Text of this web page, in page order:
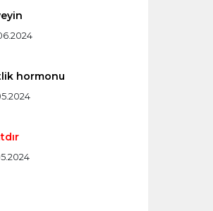
hormonu